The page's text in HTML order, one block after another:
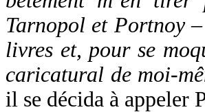
Tarnopol et Portnoy
livres et, pour se
caricatural de moi-
il se décida à appeler